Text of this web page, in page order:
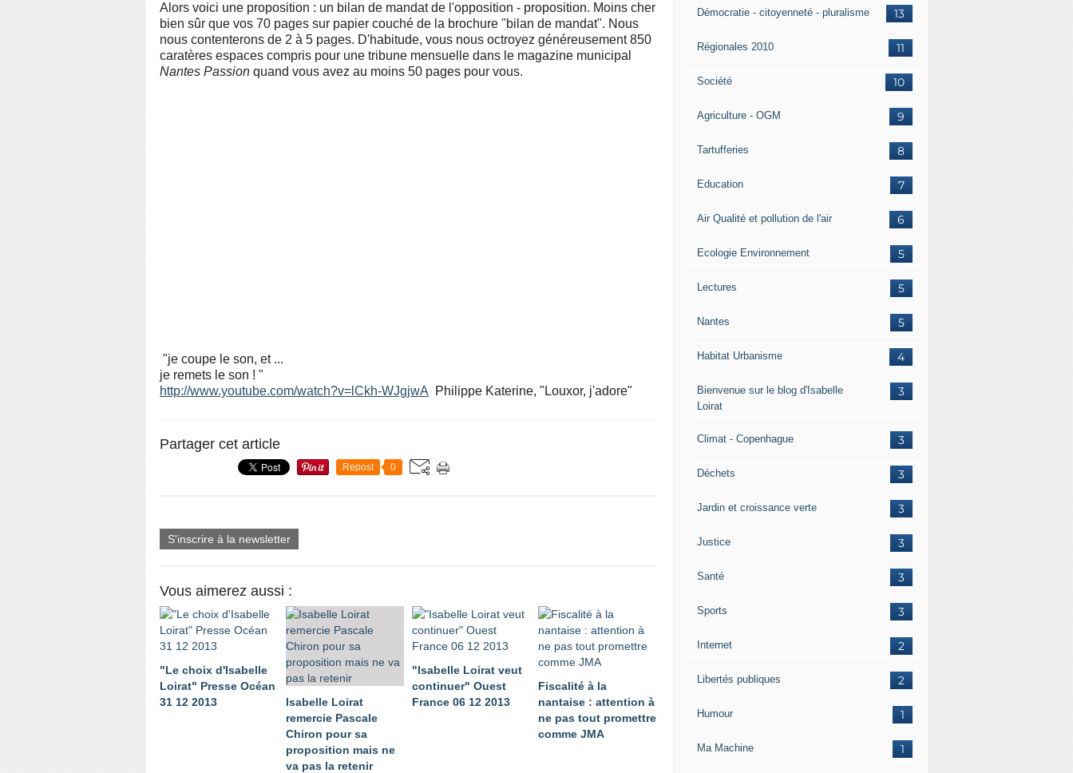
Alors voici une proposition : un bilan de mandat de l'opposition - proposition. Moins cher
bien sûr que vos 70 pages sur papier couché de la brochure "bilan de mandat". Nous
nous contenterons de 2 à 5 pages. D'habitude, vous nous octroyez généreusement 850
caratères espaces compris pour une tribune mensuelle dans le magazine municipal
Nantes Passion quand vous avez au moins 50 pages pour vous.
"je coupe le son, et ...
je remets le son ! "
http://www.youtube.com/watch?v=lCkh-WJgjwA Philippe Katerine, "Louxor, j'adore"
Partager cet article
Repost 0
S'inscrire à la newsletter
Vous aimerez aussi :
"Le choix d'Isabelle
Loirat" Presse Océan
31 12 2013
Isabelle Loirat
remercie Pascale
Chiron pour sa
proposition mais ne
va pas la retenir
"Isabelle Loirat veut
continuer" Ouest
France 06 12 2013
Fiscalité à la
nantaise : attention à
ne pas tout promettre
comme JMA
13
Démocratie - citoyenneté - pluralisme
11
Régionales 2010
10
Société
9
Agriculture - OGM
8
Tartufferies
7
Education
6
Air Qualité et pollution de l'air
5
Ecologie Environnement
5
Lectures
5
Nantes
4
Habitat Urbanisme
3
Bienvenue sur le blog d'Isabelle
Loirat
3
Climat - Copenhague
3
Déchets
3
Jardin et croissance verte
3
Justice
3
Santé
3
Sports
2
Internet
2
Libertés publiques
1
Humour
1
Ma Machine